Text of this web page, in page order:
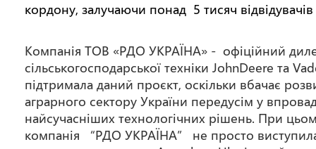
кордону, залучаючи понад 5 тисяч
Компанія ТОВ «РДО УКРАЇНА» - офіційний
сільськогосподарської техніки JohnDeere та
підтримала даний проєкт, оскільки вбачає
аграрного сектору України передусім у
найсучасніших технологічних рішень. При
компанія “РДО УКРАЇНА” не просто виступила